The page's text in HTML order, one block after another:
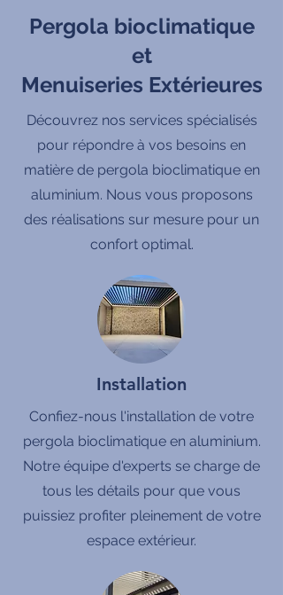
Pergola bioclimatique
et
Menuiseries Extérieures
Découvrez nos services spécialisés
pour répondre à vos besoins en
matière de pergola bioclimatique en
aluminium. Nous vous proposons
des réalisations sur mesure pour un
confort optimal.
Installation
Confiez-nous l'installation de votre
pergola bioclimatique en aluminium.
Notre équipe d'experts se charge de
tous les détails pour que vous
puissiez profiter pleinement de votre
espace extérieur.